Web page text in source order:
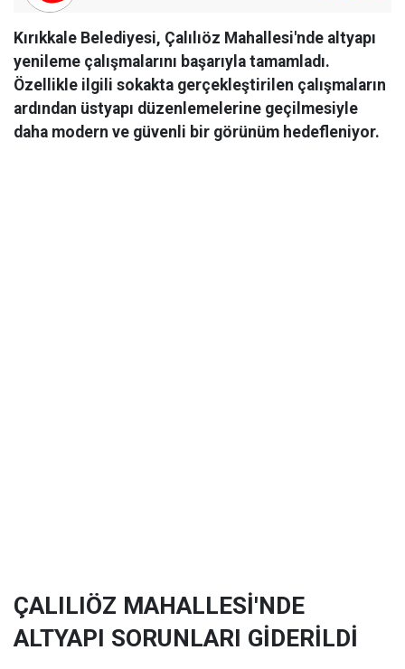
Kırıkkale Belediyesi, Çalılıöz Mahallesi'nde altyapı
yenileme çalışmalarını başarıyla tamamladı.
Özellikle ilgili sokakta gerçekleştirilen çalışmaların
ardından üstyapı düzenlemelerine geçilmesiyle
daha modern ve güvenli bir görünüm hedefleniyor.
ÇALILIÖZ MAHALLESİ'NDE
ALTYAPI SORUNLARI GİDERİLDİ